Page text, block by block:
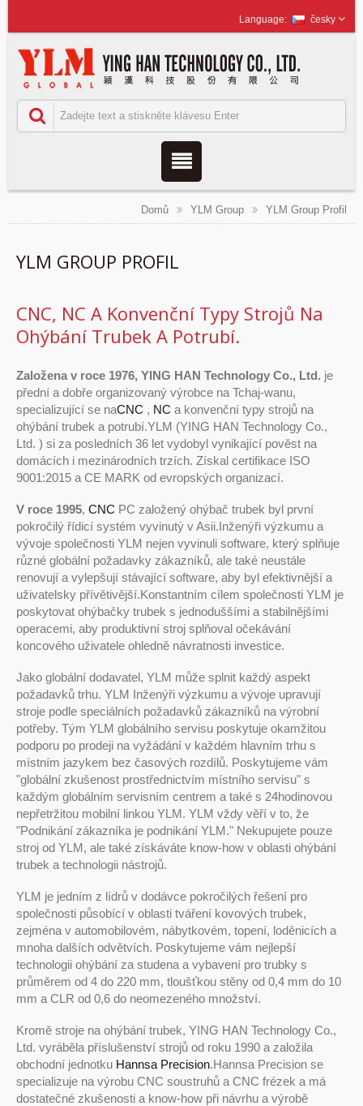
česky
Domů YLM Group YLM Group Profil
YLM GROUP PROFIL
CNC, NC A Konvenční Typy Strojů Na
Ohýbání Trubek A Potrubí.
Založena v roce 1976, YING HAN Technology Co., Ltd. je
přední a dobře organizovaný výrobce na Tchaj-wanu,
specializující se naCNC , NC a konvenční typy strojů na
ohýbání trubek a potrubí.YLM (YING HAN Technology Co.,
Ltd. ) si za posledních 36 let vydobyl vynikající pověst na
domácích i mezinárodních trzích. Získal certifikace ISO
9001:2015 a CE MARK od evropských organizací.
V roce 1995, CNC PC založený ohýbač trubek byl první
pokročilý řídicí systém vyvinutý v Asii.Inženýři výzkumu a
vývoje společnosti YLM nejen vyvinuli software, který splňuje
různé globální požadavky zákazníků, ale také neustále
renovují a vylepšují stávající software, aby byl efektivnější a
uživatelsky přívětivější.Konstantním cílem společnosti YLM je
poskytovat ohýbačky trubek s jednoduššími a stabilnějšími
operacemi, aby produktivní stroj splňoval očekávání
koncového uživatele ohledně návratnosti investice.
Jako globální dodavatel, YLM může splnit každý aspekt
požadavků trhu. YLM Inženýři výzkumu a vývoje upravují
stroje podle speciálních požadavků zákazníků na výrobní
potřeby. Tým YLM globálního servisu poskytuje okamžitou
podporu po prodeji na vyžádání v každém hlavním trhu s
místním jazykem bez časových rozdílů. Poskytujeme vám
"globální zkušenost prostřednictvím místního servisu" s
každým globálním servisním centrem a také s 24hodinovou
nepřetržitou mobilní linkou YLM. YLM vždy věří v to, že
"Podnikání zákazníka je podnikání YLM." Nekupujete pouze
stroj od YLM, ale také získáváte know-how v oblasti ohýbání
trubek a technologii nástrojů.
YLM je jedním z lídrů v dodávce pokročilých řešení pro
společnosti působící v oblasti tváření kovových trubek,
zejména v automobilovém, nábytkovém, topení, loděnicích a
mnoha dalších odvětvích. Poskytujeme vám nejlepší
technologii ohýbání za studena a vybavení pro trubky s
průměrem od 4 do 220 mm, tloušťkou stěny od 0,4 mm do 10
mm a CLR od 0,6 do neomezeného množství.
Kromě stroje na ohýbání trubek, YING HAN Technology Co.,
Ltd. vyráběla příslušenství strojů od roku 1990 a založila
obchodní jednotku Hannsa Precision.Hannsa Precision se
specializuje na výrobu CNC soustruhů a CNC frézek a má
dostatečné zkušenosti a know-how při návrhu a výrobě